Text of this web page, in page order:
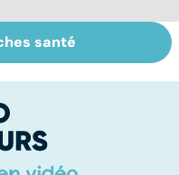
: une
santé